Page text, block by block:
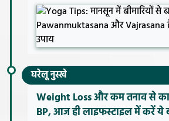
घरेलू नुस्खे
Weight Loss और कम तनाव से
BP, आज ही लाइफस्टाइल में करें ये